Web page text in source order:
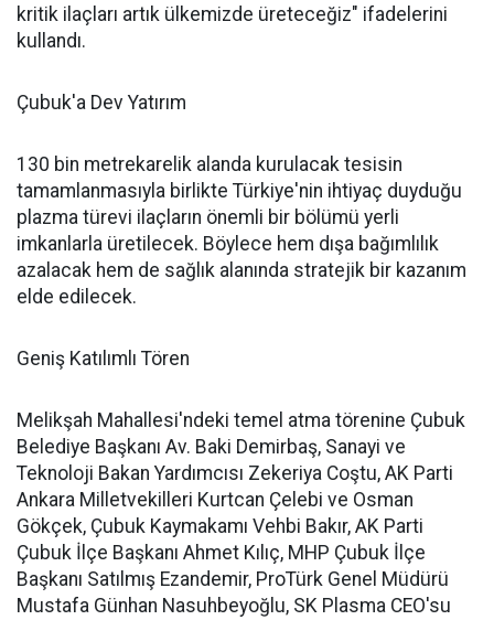
kritik ilaçları artık ülkemizde üreteceğiz" ifadelerini
kullandı.
Çubuk'a Dev Yatırım
130 bin metrekarelik alanda kurulacak tesisin
tamamlanmasıyla birlikte Türkiye'nin ihtiyaç duyduğu
plazma türevi ilaçların önemli bir bölümü yerli
imkanlarla üretilecek. Böylece hem dışa bağımlılık
azalacak hem de sağlık alanında stratejik bir kazanım
elde edilecek.
Geniş Katılımlı Tören
Melikşah Mahallesi'ndeki temel atma törenine Çubuk
Belediye Başkanı Av. Baki Demirbaş, Sanayi ve
Teknoloji Bakan Yardımcısı Zekeriya Coştu, AK Parti
Ankara Milletvekilleri Kurtcan Çelebi ve Osman
Gökçek, Çubuk Kaymakamı Vehbi Bakır, AK Parti
Çubuk İlçe Başkanı Ahmet Kılıç, MHP Çubuk İlçe
Başkanı Satılmış Ezandemir, ProTürk Genel Müdürü
Mustafa Günhan Nasuhbeyoğlu, SK Plasma CEO'su